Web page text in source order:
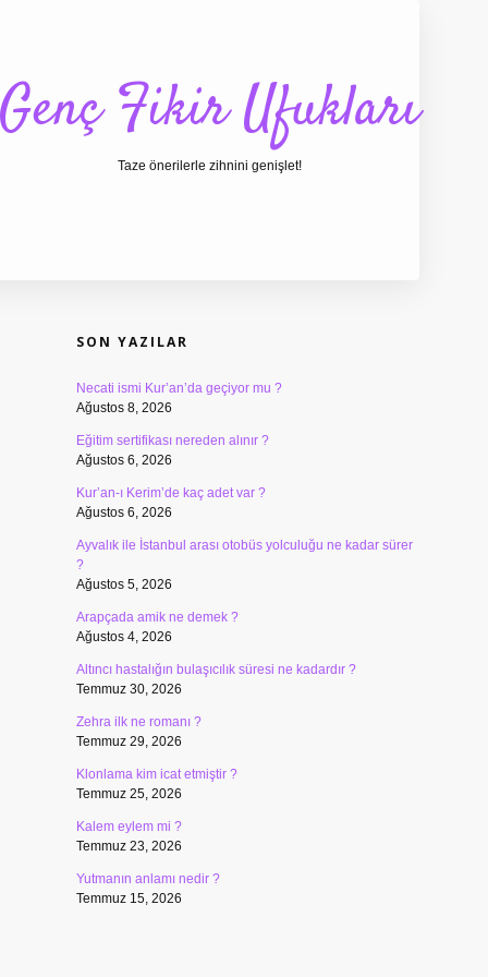
Genç Fikir Ufukları
Taze önerilerle zihnini genişlet!
SON YAZILAR
Necati ismi Kur’an’da geçiyor mu ?
Ağustos 8, 2026
Eğitim sertifikası nereden alınır ?
Ağustos 6, 2026
Kur’an-ı Kerim’de kaç adet var ?
Ağustos 6, 2026
Ayvalık ile İstanbul arası otobüs yolculuğu ne kadar sürer
?
Ağustos 5, 2026
Arapçada amik ne demek ?
Ağustos 4, 2026
Altıncı hastalığın bulaşıcılık süresi ne kadardır ?
Temmuz 30, 2026
Zehra ilk ne romanı ?
Temmuz 29, 2026
Klonlama kim icat etmiştir ?
Temmuz 25, 2026
Kalem eylem mi ?
Temmuz 23, 2026
Yutmanın anlamı nedir ?
Temmuz 15, 2026